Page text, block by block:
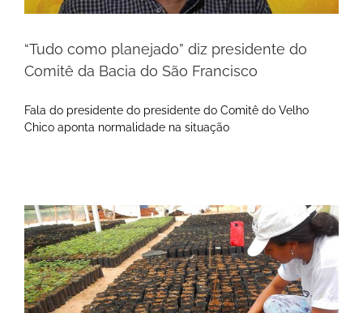
“Tudo como planejado” diz presidente do
Comitê da Bacia do São Francisco
Fala do presidente do presidente do Comitê do Velho
Chico aponta normalidade na situação